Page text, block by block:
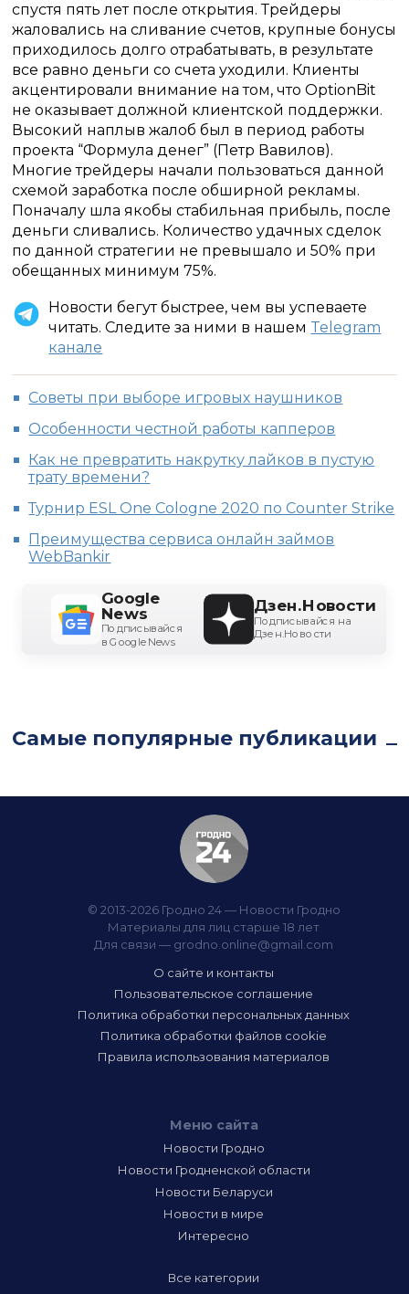
спустя пять лет после открытия. Трейдеры
жаловались на сливание счетов, крупные бонусы
приходилось долго отрабатывать, в результате
все равно деньги со счета уходили. Клиенты
акцентировали внимание на том, что OptionBit
не оказывает должной клиентской поддержки.
Высокий наплыв жалоб был в период работы
проекта “Формула денег” (Петр Вавилов).
Многие трейдеры начали пользоваться данной
схемой заработка после обширной рекламы.
Поначалу шла якобы стабильная прибыль, после
деньги сливались. Количество удачных сделок
по данной стратегии не превышало и 50% при
обещанных минимум 75%.
Новости бегут быстрее, чем вы успеваете
читать. Следите за ними в нашем Telegram
канале
Советы при выборе игровых наушников
Особенности честной работы капперов
Как не превратить накрутку лайков в пустую
трату времени?
Турнир ESL One Cologne 2020 по Counter Strike
Преимущества сервиса онлайн займов
WebBankir
Google
News
Подписывайся
в Google News
Дзен.Новости
Подписывайся на
Дзен.Новости
Самые популярные публикации
© 2013-2026 Гродно 24 — Новости Гродно
Материалы для лиц старше 18 лет
Для связи — grodno.online@gmail.com
О сайте и контакты
Пользовательское соглашение
Политика обработки персональных данных
Политика обработки файлов cookie
Правила использования материалов
Меню сайта
Новости Гродно
Новости Гродненской области
Новости Беларуси
Новости в мире
Интересно
Все категории